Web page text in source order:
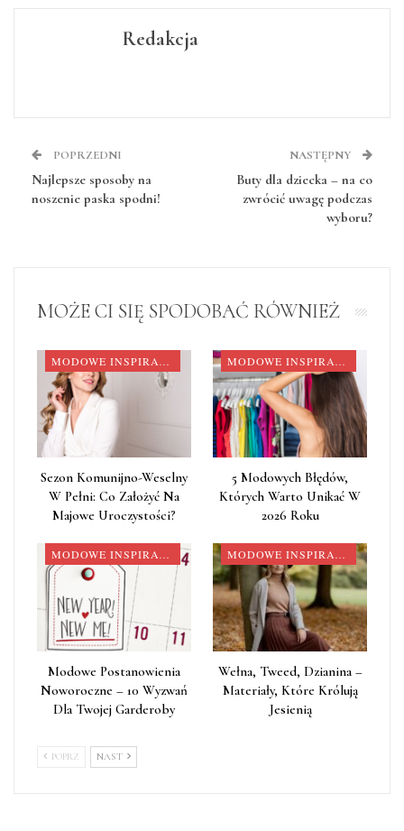
Redakcja
POPRZEDNI
Najlepsze sposoby na
noszenie paska spodni!
NASTĘPNY
Buty dla dziecka – na co
zwrócić uwagę podczas
wyboru?
MOŻE CI SIĘ SPODOBAĆ RÓWNIEŻ
Sezon Komunijno-Weselny
W Pełni: Co Założyć Na
Majowe Uroczystości?
5 Modowych Błędów,
Których Warto Unikać W
2026 Roku
MODOWE INSPIRACJE
Modowe Postanowienia
Noworoczne – 10 Wyzwań
Dla Twojej Garderoby
MODOWE INSPIRACJE
Wełna, Tweed, Dzianina –
Materiały, Które Królują
Jesienią
POPRZ NAST